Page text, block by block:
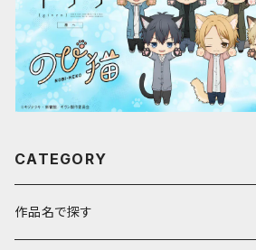
CATEGORY
作品名で探す